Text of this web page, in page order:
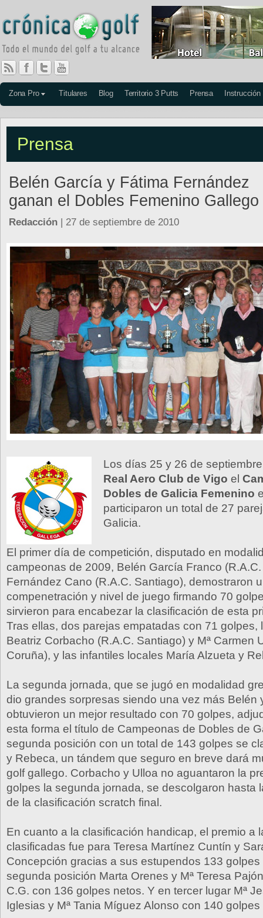
Zona Pro Titulares Blog Territorio 3 Putts Prensa Instrucción
Prensa
Belén García y Fátima Fernández
ganan el Dobles Femenino Gallego
Redacción | 27 de septiembre de 2010
Los días 25 y 26 de
Real Aero Club de Vigo el
Dobles de Galicia Femenino
participaron un total de 27
Galicia.
El primer día de competición, disputado en
campeonas de 2009, Belén García Franco
Fernández Cano (R.A.C. Santiago), demostraron
compenetración y nivel de juego firmando 70
sirvieron para encabezar la clasificación de esta
Tras ellas, dos parejas empatadas con 71 golpes,
Beatriz Corbacho (R.A.C. Santiago) y Mª Carmen
Coruña), y las infantiles locales María Alzueta y
La segunda jornada, que se jugó en modalidad
dio grandes sorpresas siendo una vez más Belén
obtuvieron un mejor resultado con 70 golpes,
esta forma el título de Campeonas de Dobles de
segunda posición con un total de 143 golpes se
y Rebeca, un tándem que seguro en breve dará
golf gallego. Corbacho y Ulloa no aguantaron la
golpes la segunda jornada, se descolgaron hasta
de la clasificación scratch final.
En cuanto a la clasificación handicap, el premio a
clasificadas fue para Teresa Martínez Cuntín y
Concepción gracias a sus estupendos 133 golpes
segunda posición Marta Orenes y Mª Teresa
C.G. con 136 golpes netos. Y en tercer lugar Mª
Iglesias y Mª Tania Míguez Alonso con 140